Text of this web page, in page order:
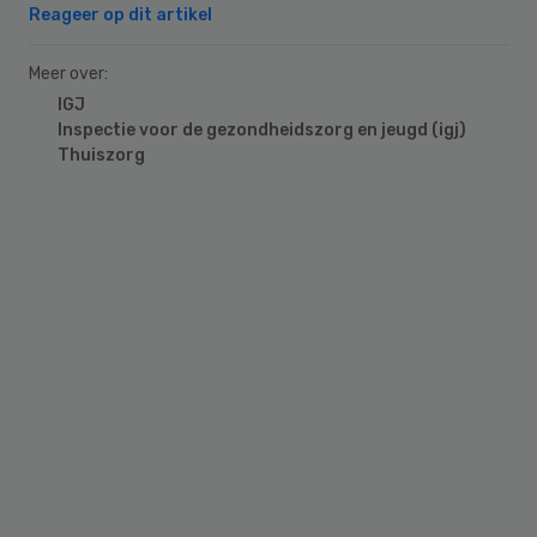
Reageer op dit artikel
Meer over:
IGJ
Inspectie voor de gezondheidszorg en jeugd (igj)
Thuiszorg